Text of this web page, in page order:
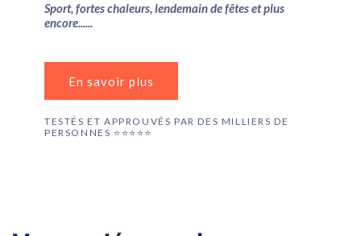
Sport, fortes chaleurs, lendemain de fêtes et plus
encore......
En savoir plus
TESTÉS ET APPROUVÉS PAR DES MILLIERS DE
PERSONNES ⭐️⭐️⭐️⭐️⭐️